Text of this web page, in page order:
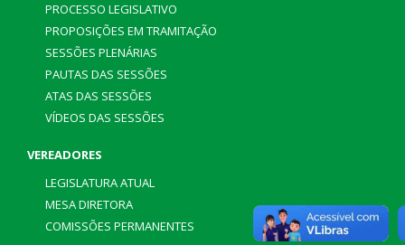
PROCESSO LEGISLATIVO
PROPOSIÇÕES EM TRAMITAÇÃO
SESSÕES PLENÁRIAS
PAUTAS DAS SESSÕES
ATAS DAS SESSÕES
VÍDEOS DAS SESSÕES
VEREADORES
LEGISLATURA ATUAL
MESA DIRETORA
COMISSÕES PERMANENTES